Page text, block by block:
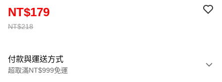
NT$218
NT$179
付款與運送方式
超取滿NT$999免運